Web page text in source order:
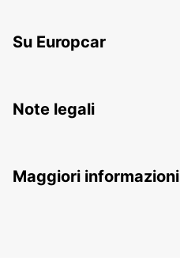
Su Europcar
Note legali
Maggiori informazioni